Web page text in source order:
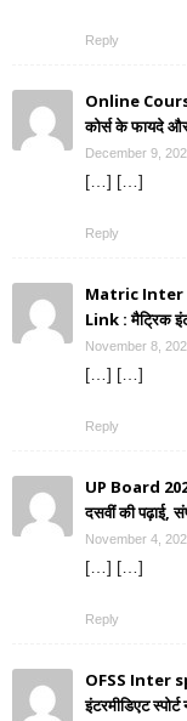
Reply
Online
कोर्स के फायदे
December 9,
[…] […]
Reply
Matric Inter
Link : मैट्रिक
November 8,
[…] […]
Reply
UP Board
दसवीं की पढ़ाई,
November 4,
[…] […]
Reply
OFSS Inter
इंटरमीडिएट